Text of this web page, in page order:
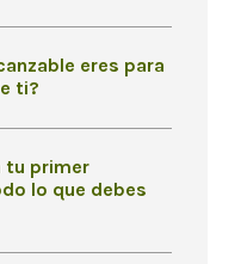
eres para
ti?
tu primer
lo que debes